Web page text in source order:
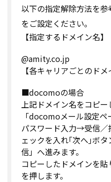
以下の指定解除方法を
をご設定ください｡
【指定するドメイン名】
@amity.co.jp
【各キャリアごとのド
■docomoの場合
上記ドメイン名をコピー
「docomoメール設定ペ
パスワード入力→受信／
ェックを入れ｢次へ｣ボ
信」へ進みます。
コピーしたドメインを
を押します。